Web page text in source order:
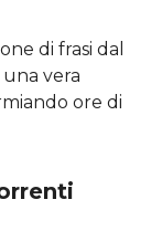
di frasi dal
vera
ore di